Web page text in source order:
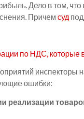
Дело в том,
Причем суд
по НДС, которые
инспекторы
ошибки:
реализации